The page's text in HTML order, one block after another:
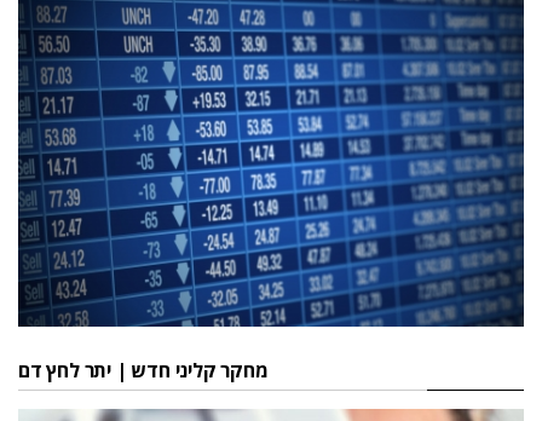
מחקר קליני חדש | יתר לחץ דם